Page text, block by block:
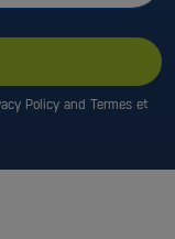
Policy and Termes et